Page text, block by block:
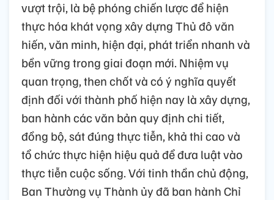
vượt trội, là bệ phóng chiến lược để hiện
thực hóa khát vọng xây dựng Thủ đô văn
hiến, văn minh, hiện đại, phát triển nhanh và
bền vững trong giai đoạn mới. Nhiệm vụ
quan trọng, then chốt và có ý nghĩa quyết
định đối với thành phố hiện nay là xây dựng,
ban hành các văn bản quy định chi tiết,
đồng bộ, sát đúng thực tiễn, khả thi cao và
tổ chức thực hiện hiệu quả để đưa luật vào
thực tiễn cuộc sống. Với tinh thần chủ động,
Ban Thường vụ Thành ủy đã ban hành Chỉ